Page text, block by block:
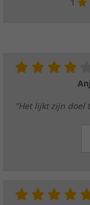
1
"Het lijkt zijn doel